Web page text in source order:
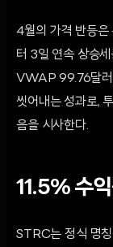
4월의 가격 반등
터 3일 연속 상승
VWAP 99.76달러
씻어내는 성과로,
음을 시사한다.
11.5% 수
STRC는 정식 명